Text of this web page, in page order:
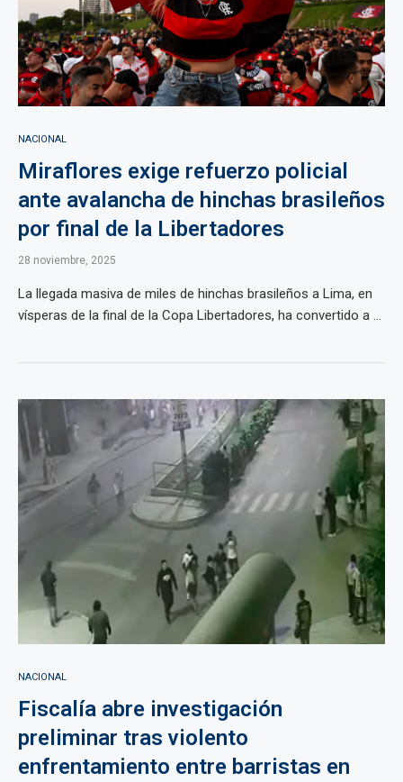
NACIONAL
Miraflores exige refuerzo policial
ante avalancha de hinchas brasileños
por final de la Libertadores
28 noviembre, 2025
La llegada masiva de miles de hinchas brasileños a Lima, en
vísperas de la final de la Copa Libertadores, ha convertido a ...
NACIONAL
Fiscalía abre investigación
preliminar tras violento
enfrentamiento entre barristas en